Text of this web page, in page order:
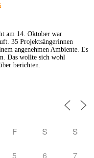
am 14. Oktober war
35 Projektsängerinnen
angenehmen Ambiente. Es
Das wollte sich wohl
berichten.
F S S
5 6 7